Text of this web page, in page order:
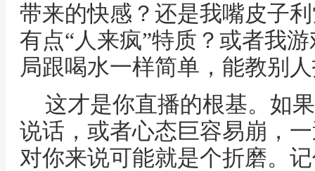
带来的快感？还是我嘴皮子
有点“人来疯”特质？或者我
局跟喝水一样简单，能教别
这才是你直播的根基。如
说话，或者心态巨容易崩，
对你来说可能就是个折磨。